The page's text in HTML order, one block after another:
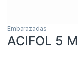
Embarazadas
ACIFOL 5